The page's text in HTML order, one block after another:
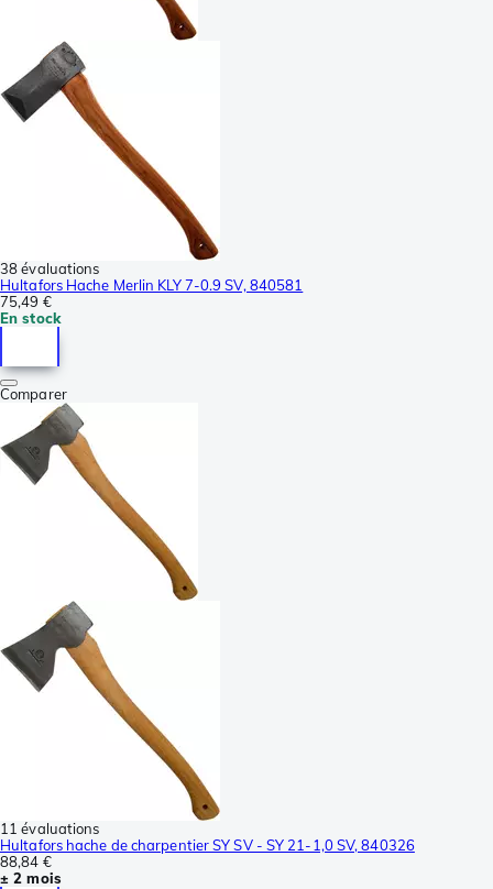
38 évaluations
Hultafors Hache Merlin KLY 7-0.9 SV, 840581
75,49 €
En stock
Comparer
11 évaluations
Hultafors hache de charpentier SY SV - SY 21-1,0 SV, 840326
88,84 €
± 2 mois